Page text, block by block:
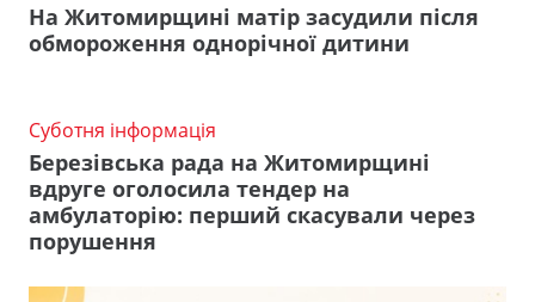
На Житомирщині матір засудили після
обмороження однорічної дитини
Суботня інформація
Березівська рада на Житомирщині
вдруге оголосила тендер на
амбулаторію: перший скасували через
порушення